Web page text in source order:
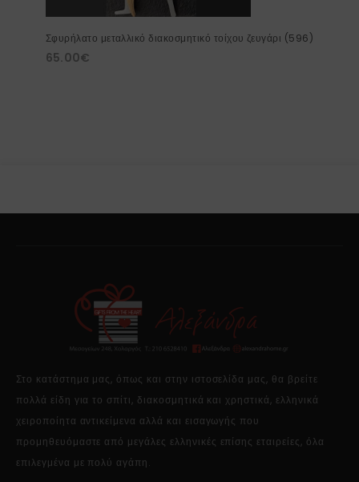
Σφυρήλατο μεταλλικό διακοσμητικό τοίχου ζευγάρι (596)
65.00€
Στο κατάστημα μας, όπως και στην ιστοσελίδα μας, θα βρείτε
πολλά είδη για το σπίτι, διακοσμητικά και χρηστικά, ελληνικά
χειροποίητα αντικείμενα αλλά και εισαγωγής που
προμηθευόμαστε από μεγάλες ελληνικές επίσης εταιρείες, όλα
επιλεγμένα με πολύ αγάπη.